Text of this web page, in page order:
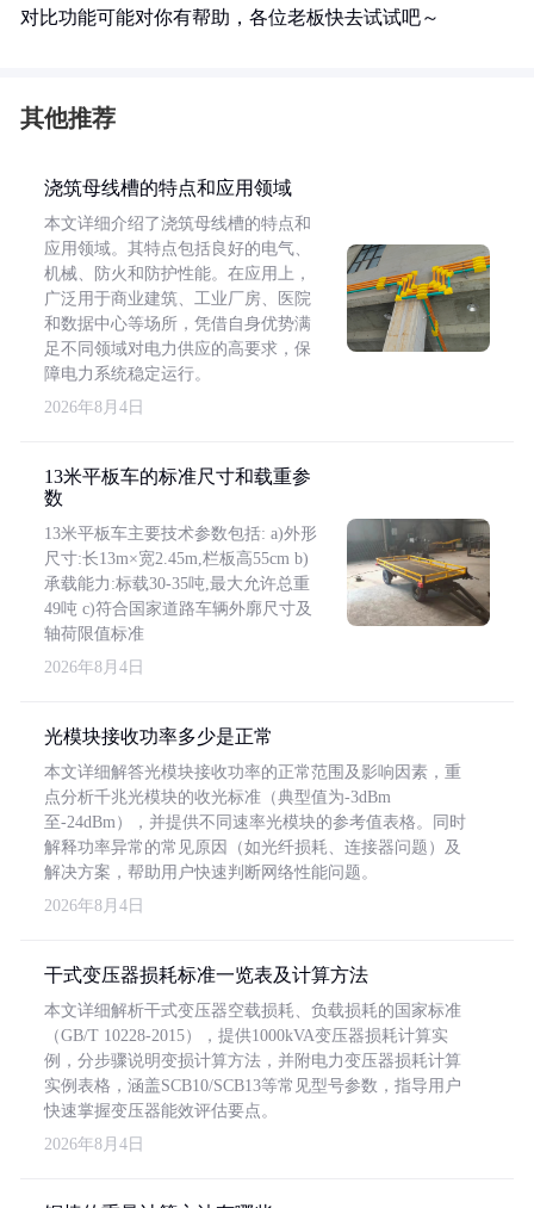
对比功能可能对你有帮助，各位老板快去试试吧～
其他推荐
浇筑母线槽的特点和应用领域
本文详细介绍了浇筑母线槽的特点和
应用领域。其特点包括良好的电气、
机械、防火和防护性能。在应用上，
广泛用于商业建筑、工业厂房、医院
和数据中心等场所，凭借自身优势满
足不同领域对电力供应的高要求，保
障电力系统稳定运行。
2026年8月4日
13米平板车的标准尺寸和载重参
数
13米平板车主要技术参数包括: a)外形
尺寸:长13m×宽2.45m,栏板高55cm b)
承载能力:标载30-35吨,最大允许总重
49吨 c)符合国家道路车辆外廓尺寸及
轴荷限值标准
2026年8月4日
光模块接收功率多少是正常
本文详细解答光模块接收功率的正常范围及影响因素，重
点分析千兆光模块的收光标准（典型值为-3dBm
至-24dBm），并提供不同速率光模块的参考值表格。同时
解释功率异常的常见原因（如光纤损耗、连接器问题）及
解决方案，帮助用户快速判断网络性能问题。
2026年8月4日
干式变压器损耗标准一览表及计算方法
本文详细解析干式变压器空载损耗、负载损耗的国家标准
（GB/T 10228-2015），提供1000kVA变压器损耗计算实
例，分步骤说明变损计算方法，并附电力变压器损耗计算
实例表格，涵盖SCB10/SCB13等常见型号参数，指导用户
快速掌握变压器能效评估要点。
2026年8月4日